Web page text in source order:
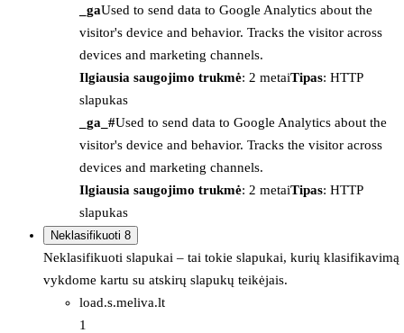
_gaUsed to send data to Google Analytics about the
visitor's device and behavior. Tracks the visitor across
devices and marketing channels.
Ilgiausia saugojimo trukmė: 2 metaiTipas: HTTP
slapukas
_ga_#Used to send data to Google Analytics about the
visitor's device and behavior. Tracks the visitor across
devices and marketing channels.
Ilgiausia saugojimo trukmė: 2 metaiTipas: HTTP
slapukas
Neklasifikuoti 8
Neklasifikuoti slapukai – tai tokie slapukai, kurių klasifikavimą
vykdome kartu su atskirų slapukų teikėjais.
load.s.meliva.lt
1